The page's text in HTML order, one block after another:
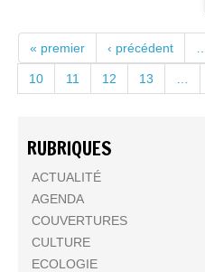
PAGES
« premier ‹ précédent
10 11 12 13
RUBRIQUES
ACTUALITÉ
AGENDA
COUVERTURES
CULTURE
ECOLOGIE